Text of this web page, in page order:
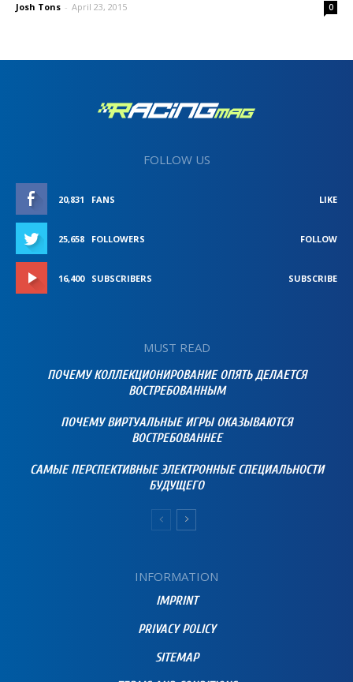
Josh Tons - April 23, 2015 0
FOLLOW US
20,831 FANS LIKE
25,658 FOLLOWERS FOLLOW
16,400 SUBSCRIBERS SUBSCRIBE
MUST READ
ПОЧЕМУ КОЛЛЕКЦИОНИРОВАНИЕ ОПЯТЬ ДЕЛАЕТСЯ
ВОСТРЕБОВАННЫМ
ПОЧЕМУ ВИРТУАЛЬНЫЕ ИГРЫ ОКАЗЫВАЮТСЯ
ВОСТРЕБОВАННЕЕ
САМЫЕ ПЕРСПЕКТИВНЫЕ ЭЛЕКТРОННЫЕ СПЕЦИАЛЬНОСТИ
БУДУЩЕГО
INFORMATION
IMPRINT
PRIVACY POLICY
SITEMAP